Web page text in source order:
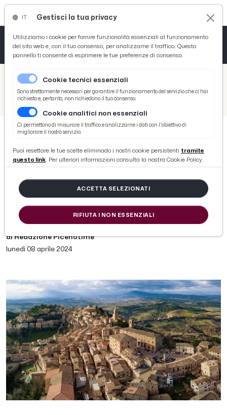
/ Picenotime
/ Salute
A Ripatransone una tappa del progetto ''Camminata dei musei'' grazie alla collaborazione tra Bim Tronto e U.S. Acli
A Ripatransone una tappa del
progetto ''Camminata dei musei''
grazie alla collaborazione tra Bim
Tronto e U.S. Acli
di Redazione Picenotime
lunedì 08 aprile 2024
Gestisci la tua privacy
Utilizziamo i cookie per fornire funzionalità essenziali al funzionamento
del sito web e, con il tuo consenso, per analizzarne il traffico. Questo
pannello ti consente di esprimere le tue preferenze di consenso.
Cookie tecnici essenziali
Sono strettamente necessari per garantire il funzionamento del servizio che ci hai
richiesto e, pertanto, non richiedono il tuo consenso.
Cookie analitici non essenziali
Ci permettono di misurare il traffico e analizzarne i dati con l'obiettivo di
migliorare il nostro servizio.
Puoi resettare le tue scelte eliminado i nostri cookie persistenti tramite
questo link. Per ulteriori informazioni consulta la nostra Cookie Policy.
ACCETTA SELEZIONATI
RIFIUTA I NON ESSENZIALI
Tutto News
Tutto Sport
Basket
Ciclismo
Tutto Curiosità